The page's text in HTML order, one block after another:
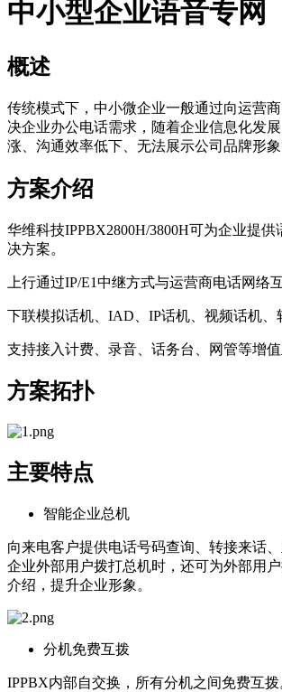
中小型企业语音专网
概述
传统模式下，中小微企业一般通过向运营
决企业办公电话需求，随着企业信息化发
涨、沟通效率低下、无法展示公司品牌形象
方案介绍
华维科技IPPBX2800H/3800H可为企业提
决方案。
上行通过IP/E1中继方式与运营商电话网络
下联模拟话机、IAD、IP话机、视频话机、
支持接入计费、录音、话务台、网管等增
方案拓扑
主要特点
智能企业总机
向来电客户提供电话号码查询、转接来话、
企业外部用户拨打总机时，还可为外部用
介绍，提升企业形象。
分机免费互拨
IPPBX内部自交换，所有分机之间免费互拨